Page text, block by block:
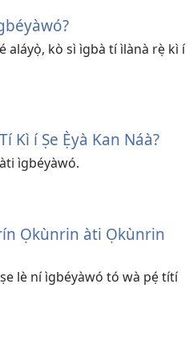
aláyọ̀, kò sì ìgbà tí ìlànà rẹ̀ kì í
Kì í Ṣe Ẹ̀yà Kan Náà?
ìgbéyàwó.
Ọkùnrin àti Ọkùnrin
lè ní ìgbéyàwó tó wà pẹ́ títí